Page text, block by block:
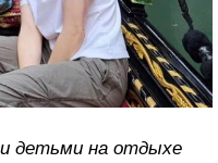
детьми на отдыхе